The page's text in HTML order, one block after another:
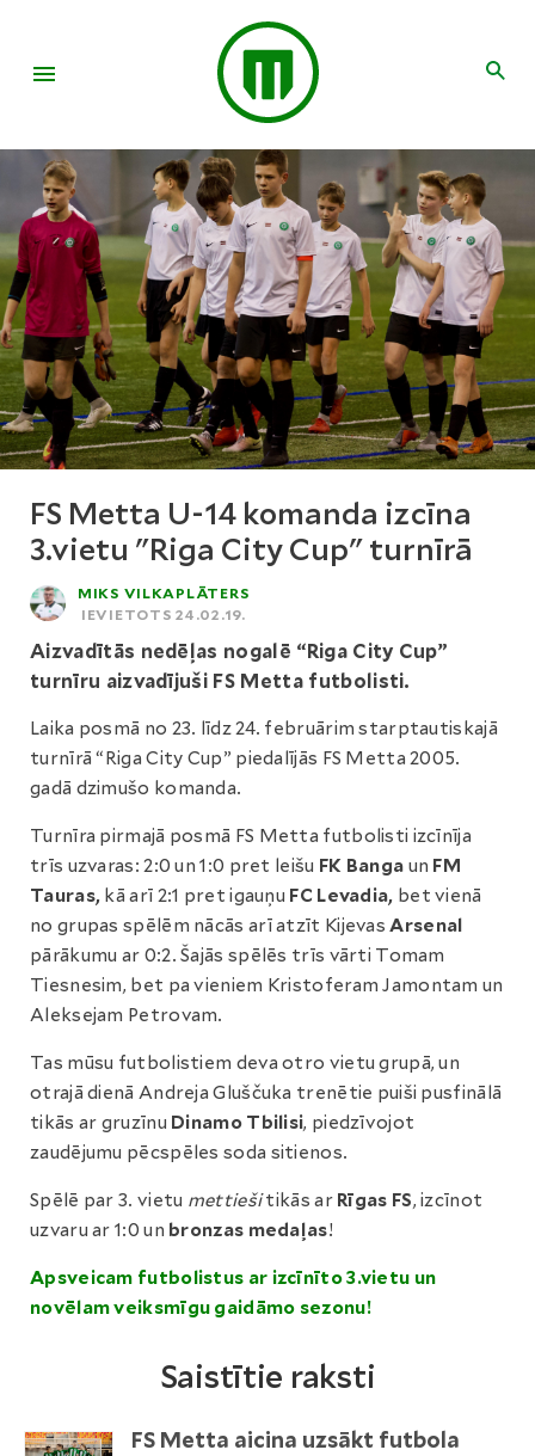
FS Metta U-14 komanda izcīna
3.vietu "Riga City Cup" turnīrā
MIKS VILKAPLĀTERS
IEVIETOTS 24.02.19.
Aizvadītās nedēļas nogalē “Riga City Cup”
turnīru aizvadījuši FS Metta futbolisti.
Laika posmā no 23. līdz 24. februārim starptautiskajā
turnīrā “Riga City Cup” piedalījās FS Metta 2005.
gadā dzimušo komanda.
Turnīra pirmajā posmā FS Metta futbolisti izcīnīja
trīs uzvaras: 2:0 un 1:0 pret leišu FK Banga un FM
Tauras, kā arī 2:1 pret igauņu FC Levadia, bet vienā
no grupas spēlēm nācās arī atzīt KijevasArsenal
pārākumu ar 0:2. Šajās spēlēs trīs vārti Tomam
Tiesnesim, bet pa vieniem Kristoferam Jamontam un
Aleksejam Petrovam.
Tas mūsu futbolistiem deva otro vietu grupā, un
otrajā dienā Andreja Gluščuka trenētie puiši pusfinālā
tikās ar gruzīnu Dinamo Tbilisi, piedzīvojot
zaudējumu pēcspēles soda sitienos.
Spēlē par 3. vietu mettiešitikās ar Rīgas FS, izcīnot
uzvaru ar 1:0 un bronzas medaļas!
Apsveicam futbolistus ar izcīnīto 3.vietu un
novēlam veiksmīgu gaidāmo sezonu!
Saistītie raksti
FS Metta aicina uzsākt futbola